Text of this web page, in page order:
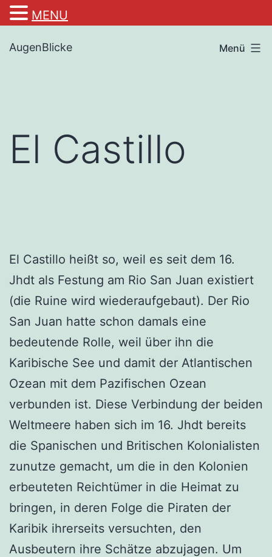
Inhalt
AugenBlicke Menü
El Castillo
El Castillo heißt so, weil es seit dem 16.
Jhdt als Festung am Rio San Juan existiert
(die Ruine wird wiederaufgebaut). Der Rio
San Juan hatte schon damals eine
bedeutende Rolle, weil über ihn die
Karibische See und damit der Atlantischen
Ozean mit dem Pazifischen Ozean
verbunden ist. Diese Verbindung der beiden
Weltmeere haben sich im 16. Jhdt bereits
die Spanischen und Britischen Kolonialisten
zunutze gemacht, um die in den Kolonien
erbeuteten Reichtümer in die Heimat zu
bringen, in deren Folge die Piraten der
Karibik ihrerseits versuchten, den
Ausbeutern ihre Schätze abzujagen. Um
MENU